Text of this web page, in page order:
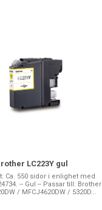
LC223Y gul
Ca. 550 sidor i enlighet med
-- Gul -- Passar till: Brother
/ MFCJ4620DW / 5320D...